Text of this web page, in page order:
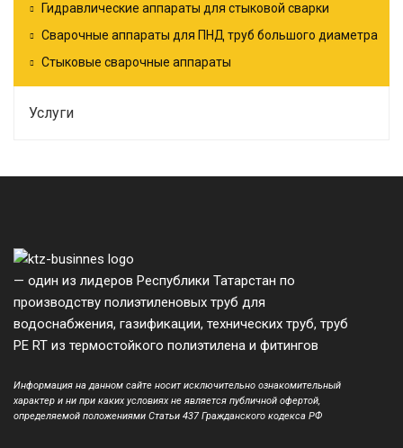
Гидравлические аппараты для стыковой сварки
Сварочные аппараты для ПНД труб большого диаметра
Стыковые сварочные аппараты
Услуги
— один из лидеров Республики Татарстан по
производству полиэтиленовых труб для
водоснабжения, газификации, технических труб, труб
PE RT из термостойкого полиэтилена и фитингов
Информация на данном сайте носит исключительно ознакомительный
характер и ни при каких условиях не является публичной офертой,
определяемой положениями Статьи 437 Гражданского кодекса РФ